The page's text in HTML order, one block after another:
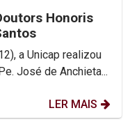
Honoris
a Unicap realizou
José de Anchieta...
LER MAIS